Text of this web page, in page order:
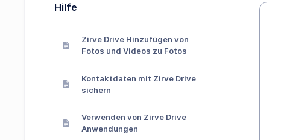
Hilfe
Zirve Drive Hinzufügen von
Fotos und Videos zu Fotos
Kontaktdaten mit Zirve Drive
sichern
Verwenden von Zirve Drive
Anwendungen